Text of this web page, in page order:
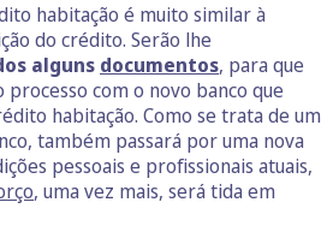
habitação é muito similar à
do crédito. Serão lhe
alguns documentos, para que
processo com o novo banco que
habitação. Como se trata de um
também passará por uma nova
pessoais e profissionais atuais,
, uma vez mais, será tida em